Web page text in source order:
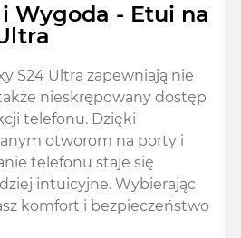
Wygoda - Etui na
S24 Ultra zapewniają nie
nieskrępowany dostęp
telefonu. Dzięki
otworom na porty i
telefonu staje się
intuicyjne. Wybierając
komfort i bezpieczeństwo